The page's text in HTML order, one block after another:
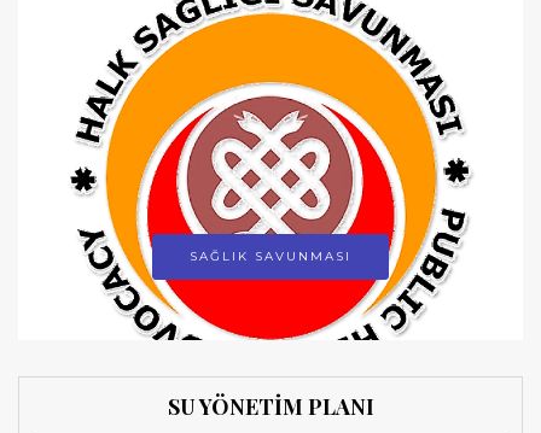
SAĞLIK SAVUNMASI
SU YÖNETİM PLANI